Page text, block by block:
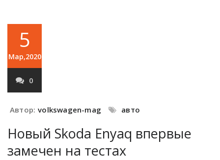
5
Мар,2020
0
Автор: volkswagen-mag авто
Новый Skoda Enyaq впервые
замечен на тестах